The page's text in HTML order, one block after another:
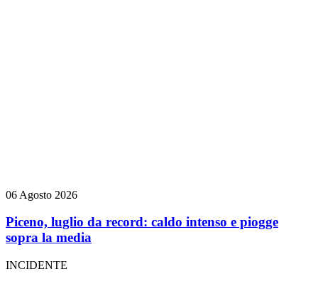
06 Agosto 2026
Piceno, luglio da record: caldo intenso e piogge
sopra la media
INCIDENTE